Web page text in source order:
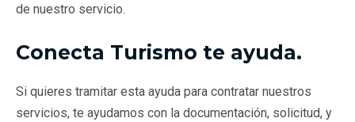
de nuestro servicio.
Conecta Turismo te ayuda.
Si quieres tramitar esta ayuda para contratar nuestros
servicios, te ayudamos con la documentación, solicitud, y